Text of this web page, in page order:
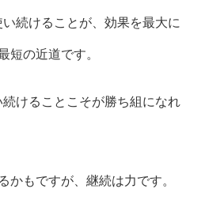
続けることが、効果を最大に
短の近道です。
けることこそが勝ち組になれ
かもですが、継続は力です。